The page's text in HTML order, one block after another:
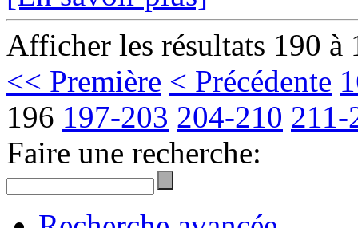
Afficher les résultats 190 à
<< Première < Précédente
196 197-203 204-210 211-
Faire une recherche: